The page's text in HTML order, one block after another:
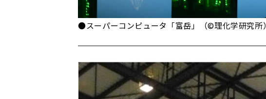
●スーパーコンピュータ「富岳」（©理化学研究所）